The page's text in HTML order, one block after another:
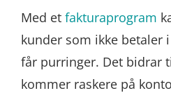
Med et fakturaprogram
kunder som ikke betaler
får purringer. Det bidrar
kommer raskere på